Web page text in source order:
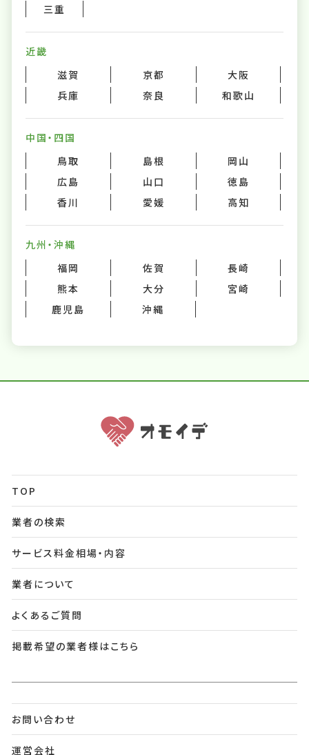
三重
近畿
滋賀
京都
大阪
兵庫
奈良 和歌山
中国・四国
鳥取
島根
岡山
広島
山口
徳島
香川
愛媛 高知
九州・沖縄
福岡
佐賀
長崎
熊本
大分
宮崎
鹿児島
沖縄
TOP
業者の検索
サービス料金相場・内容
業者について
よくあるご質問
掲載希望の業者様はこちら
お問い合わせ
運営会社